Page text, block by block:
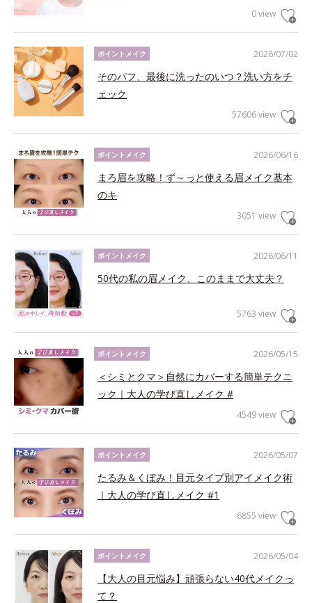
0 view
2026/07/02
ポイントメイク
そのパフ、最後に洗ったのいつ？洗い方をチ
ェック
57606 view
2026/06/16
ポイントメイク
まろ眉を攻略！ず～っと使える眉メイク基本
のキ
3051 view
2026/06/11
ポイントメイク
50代の私の眉メイク、このままで大丈夫？
5763 view
2026/05/15
ポイントメイク
＜シミとクマ＞自然にカバーする簡単テクニ
ック｜大人の学び直しメイク #
4549 view
2026/05/07
ポイントメイク
たるみ＆くぼみ！目元タイプ別アイメイク術
｜大人の学び直しメイク #1
6855 view
2026/05/04
ポイントメイク
【大人の目元悩み】頑張らない40代メイクっ
て？